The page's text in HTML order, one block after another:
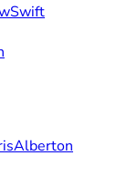
Swift
Alberton